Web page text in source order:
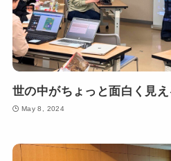
世の中がちょっと面白く見
May 8, 2024